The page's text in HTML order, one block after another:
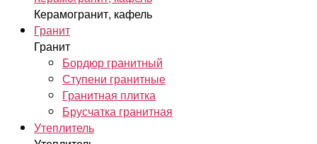
Керамогранит, кафель
Гранит
Гранит
Бордюр гранитный
Ступени гранитные
Гранитная плитка
Брусчатка гранитная
Утеплитель